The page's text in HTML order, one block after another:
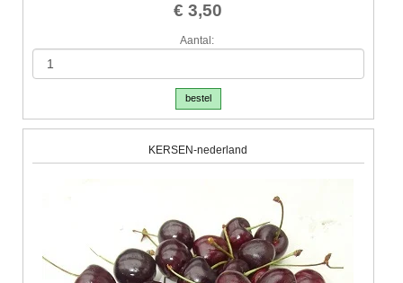
€ 3,50
Aantal:
bestel
KERSEN-nederland